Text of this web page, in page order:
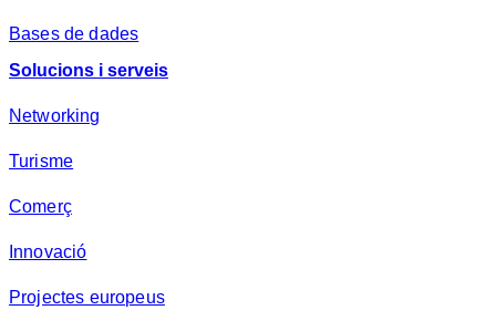
Bases de dades
Solucions i serveis
Networking
Turisme
Comerç
Innovació
Projectes europeus